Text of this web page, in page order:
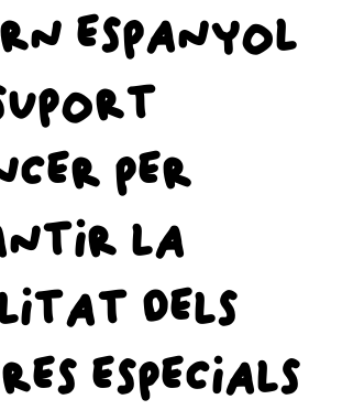
ESPANYOL
PER
LA
DELS
ESPECIALS